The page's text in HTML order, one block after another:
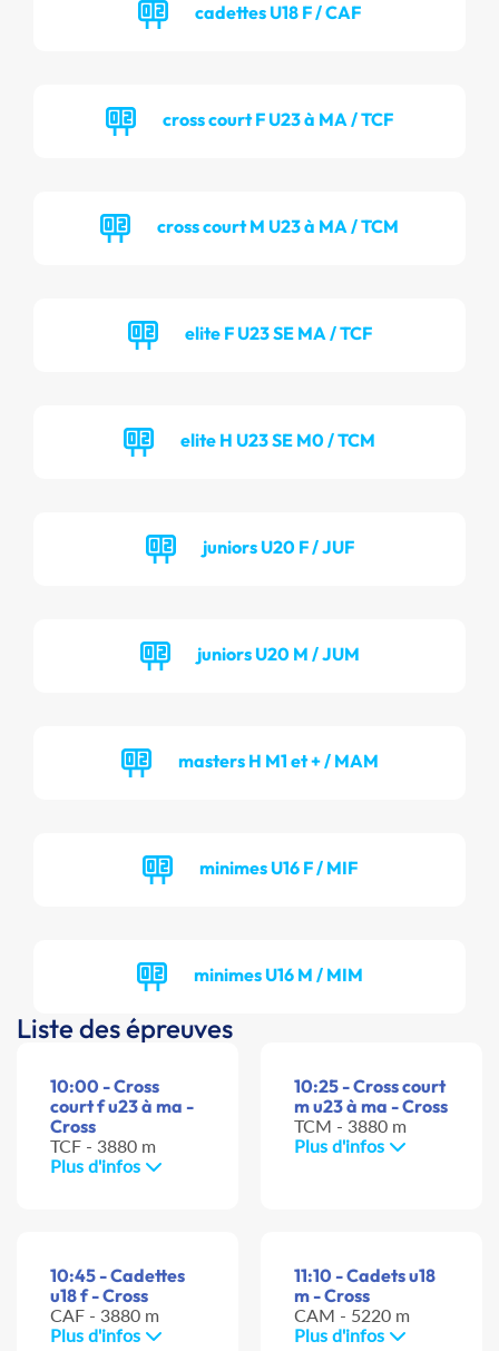
cadettes U18 F / CAF
cross court F U23 à MA / TCF
cross court M U23 à MA / TCM
elite F U23 SE MA / TCF
elite H U23 SE M0 / TCM
juniors U20 F / JUF
juniors U20 M / JUM
masters H M1 et + / MAM
minimes U16 F / MIF
minimes U16 M / MIM
Liste des épreuves
10:00 - Cross
court f u23 à ma -
Cross
TCF - 3880 m
Plus d'infos
10:25 - Cross court
m u23 à ma - Cross
TCM - 3880 m
Plus d'infos
10:45 - Cadettes
u18 f - Cross
CAF - 3880 m
Plus d'infos
11:10 - Cadets u18
m - Cross
CAM - 5220 m
Plus d'infos